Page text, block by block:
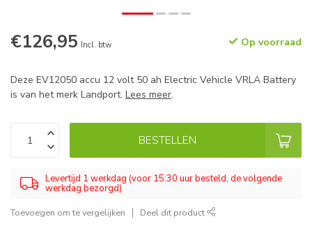
€126,95 Incl. btw Op voorraad
Deze EV12050 accu 12 volt 50 ah Electric Vehicle VRLA Battery
is van het merk Landport. Lees meer.
BESTELLEN
Levertijd 1 werkdag (voor 15:30 uur besteld, de volgende
werkdag bezorgd)
Toevoegen om te vergelijken Deel dit product